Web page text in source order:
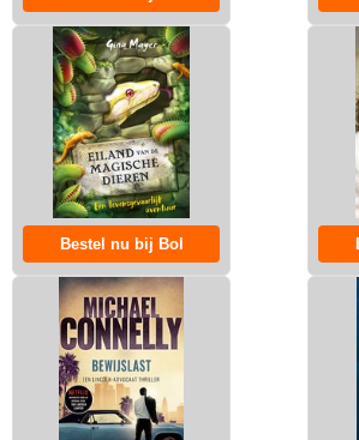
Bestel nu bij Bol